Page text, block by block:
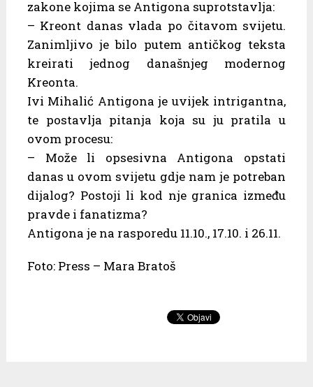
zakone kojima se Antigona suprotstavlja:
– Kreont danas vlada po čitavom svijetu.
Zanimljivo je bilo putem antičkog teksta
kreirati jednog današnjeg modernog
Kreonta.
Ivi Mihalić Antigona je uvijek intrigantna,
te postavlja pitanja koja su ju pratila u
ovom procesu:
– Može li opsesivna Antigona opstati
danas u ovom svijetu gdje nam je potreban
dijalog? Postoji li kod nje granica između
pravde i fanatizma?
Antigona je na rasporedu 11.10., 17.10. i 26.11.
Foto: Press – Mara Bratoš